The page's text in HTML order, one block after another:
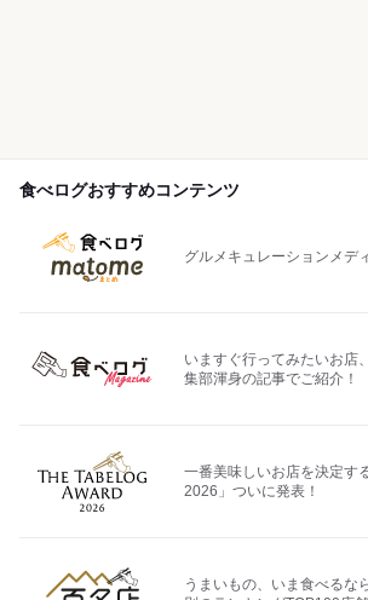
食べログおすすめコンテンツ
グルメキュレーションメデ
いますぐ行ってみたいお店
集部渾身の記事でご紹介！
一番美味しいお店を決定す
2026」ついに発表！
うまいもの、いま食べるな